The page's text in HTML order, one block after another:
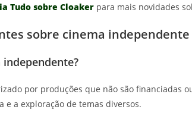
Tudo sobre Cloaker para mais novidades
sobre cinema independente
por produções que não são financiadas
a exploração de temas diversos.